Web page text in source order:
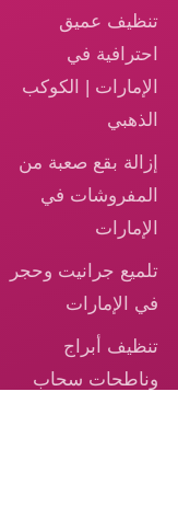
تنظيف عميق
احترافية في
الإمارات | الكوكب
الذهبي
إزالة بقع صعبة من
المفروشات في
الإمارات
تلميع جرانيت وحجر
في الإمارات
تنظيف أبراج
وناطحات سحاب